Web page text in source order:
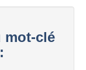
mot-clé